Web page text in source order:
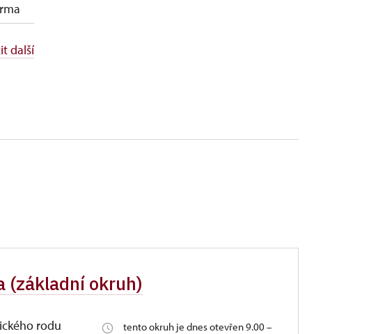
další
(základní okruh)
rodu
tento okruh je dnes otevřen 9.00 –